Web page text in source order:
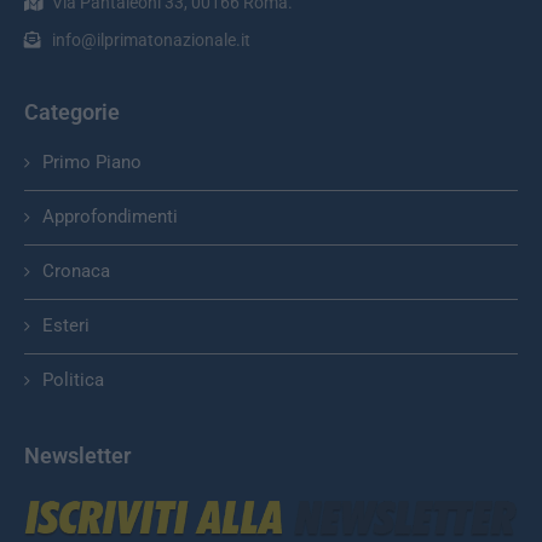
info@ilprimatonazionale.it
Categorie
Primo Piano
Approfondimenti
Cronaca
Esteri
Politica
Newsletter